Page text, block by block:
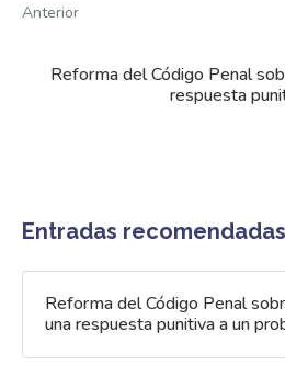
Anterior
Reforma del Código Penal
respuesta
Entradas recomendadas
Reforma del Código Penal
una respuesta punitiva a un